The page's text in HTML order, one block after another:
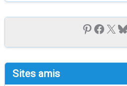
Sites amis